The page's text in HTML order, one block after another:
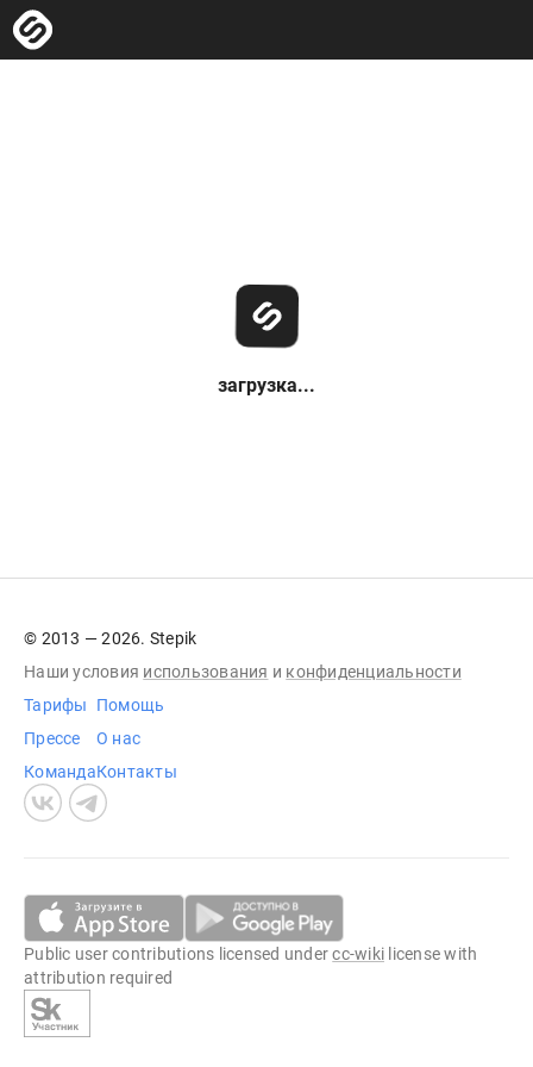
загрузка...
© 2013 — 2026. Stepik
Наши условия использования и конфиденциальности
Тарифы
Прессе
Команда
Помощь
О нас
Контакты
Public user contributions licensed undercc-wiki license with
attribution required